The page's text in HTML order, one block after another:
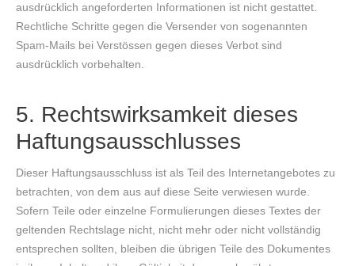
ausdrücklich angeforderten Informationen ist nicht gestattet.
Rechtliche Schritte gegen die Versender von sogenannten
Spam-Mails bei Verstössen gegen dieses Verbot sind
ausdrücklich vorbehalten.
5. Rechtswirksamkeit dieses
Haftungsausschlusses
Dieser Haftungsausschluss ist als Teil des Internetangebotes zu
betrachten, von dem aus auf diese Seite verwiesen wurde.
Sofern Teile oder einzelne Formulierungen dieses Textes der
geltenden Rechtslage nicht, nicht mehr oder nicht vollständig
entsprechen sollten, bleiben die übrigen Teile des Dokumentes